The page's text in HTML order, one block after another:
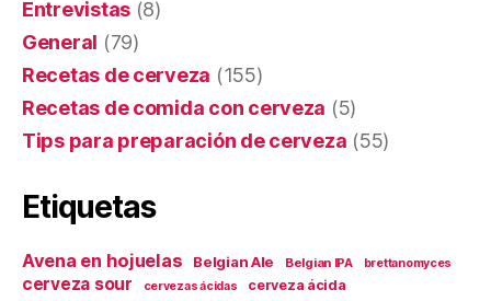
Entrevistas (8)
General (79)
Recetas de cerveza (155)
Recetas de comida con cerveza (5)
Tips para preparación de cerveza (55)
Etiquetas
Avena en hojuelas Belgian Ale Belgian IPA brettanomyces
cerveza sour cervezas ácidas cerveza ácida